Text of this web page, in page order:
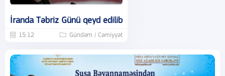
İranda Təbriz Günü qeyd edilib
15:12 Gündəm / Cəmiyyət